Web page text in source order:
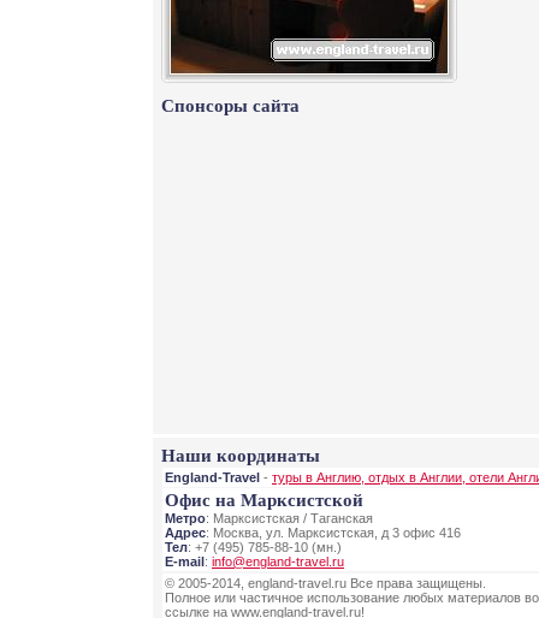
Спонсоры сайта
Наши координаты
England-Travel - туры в Англию, отдых в Англии, отели
Офис на Марксистской
Метро: Марксистская / Таганская
Адрес: Москва, ул. Марксистская, д 3 офис 416
Тел: +7 (495) 785-88-10 (мн.)
E-mail: info@england-travel.ru
© 2005-2014, england-travel.ru Все права защищены.
Полное или частичное использование любых материалов
ссылке на www.england-travel.ru!